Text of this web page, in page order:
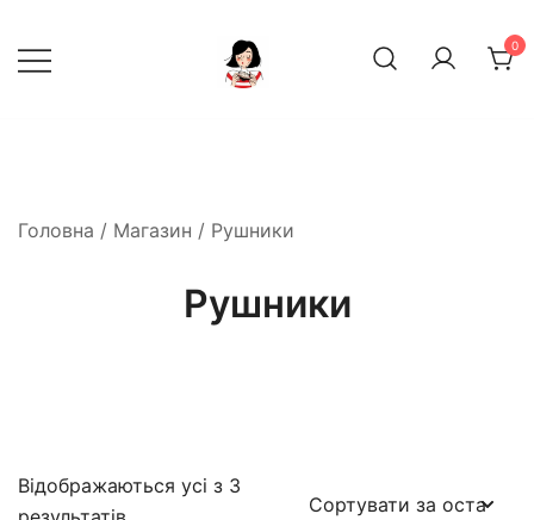
до
вмісту
0
Головна / Магазин / Рушники
Рушники
Відображаються усі з 3